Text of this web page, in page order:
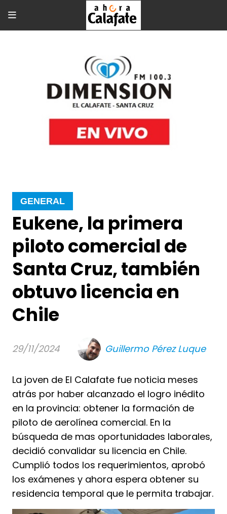
Eukene, la primera
piloto comercial de
Santa Cruz, también
obtuvo licencia en
Chile
La joven de El Calafate fue noticia meses
atrás por haber alcanzado el logro inédito
en la provincia: obtener la formación de
piloto de aerolínea comercial. En la
búsqueda de mas oportunidades laborales,
decidió convalidar su licencia en Chile.
Cumplió todos los requerimientos, aprobó
los exámenes y ahora espera obtener su
residencia temporal que le permita trabajar.
GENERAL
29/11/2024 Guillermo Pérez Luque